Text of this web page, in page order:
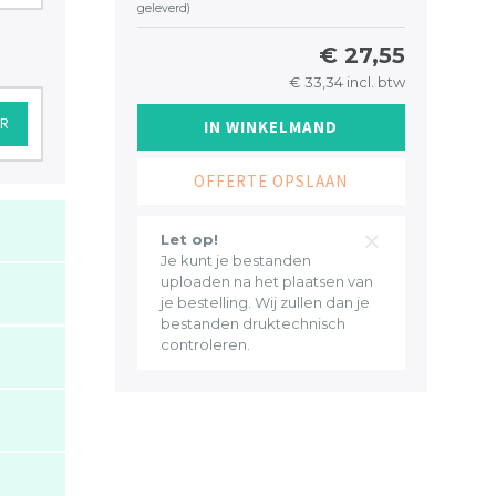
geleverd)
€ 27,55
€ 33,34 incl. btw
IN WINKELMAND
OFFERTE OPSLAAN
Let op!
Je kunt je bestanden
uploaden na het plaatsen van
je bestelling. Wij zullen dan je
bestanden druktechnisch
controleren.